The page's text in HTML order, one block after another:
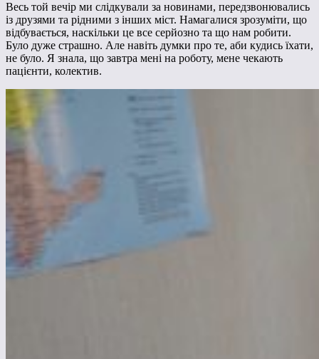
Весь той вечір ми слідкували за новинами, передзвонювались
із друзями та рідними з інших міст. Намагалися зрозуміти, що
відбувається, наскільки це все серйозно та що нам робити.
Було дуже страшно. Але навіть думки про те, аби кудись їхати,
не було. Я знала, що завтра мені на роботу, мене чекають
пацієнти, колектив.